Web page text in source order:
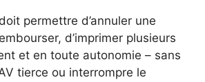
permettre d’annuler une
d’imprimer plusieurs
et en toute autonomie – sans
tierce ou interrompre le